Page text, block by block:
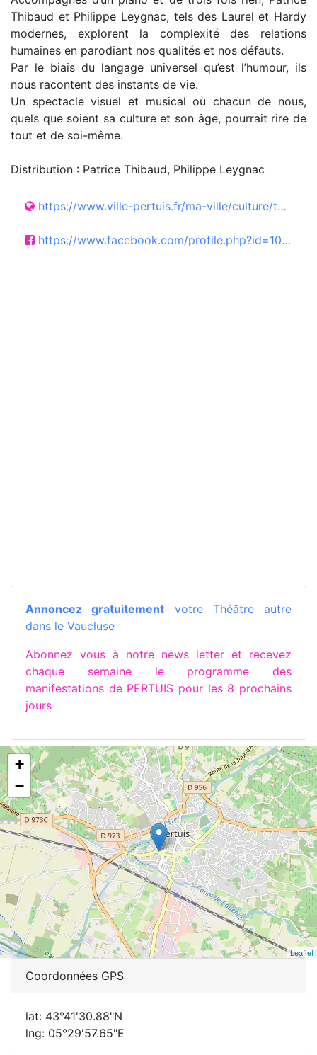
Thibaud et Philippe Leygnac, tels des Laurel et Hardy
modernes, explorent la complexité des relations
humaines en parodiant nos qualités et nos défauts.
Par le biais du langage universel qu’est l’humour, ils
nous racontent des instants de vie.
Un spectacle visuel et musical où chacun de nous,
quels que soient sa culture et son âge, pourrait rire de
tout et de soi-même.
Distribution : Patrice Thibaud, Philippe Leygnac
https://www.ville-pertuis.fr/ma-ville/culture/theatre/joomlannuaire/fiche/49:theatre
https://www.facebook.com/profile.php?id=100057253247950
Annoncez gratuitement votre Théâtre autre
dans le Vaucluse
Abonnez vous à notre news letter et recevez
chaque semaine le programme des
manifestations de PERTUIS pour les 8 prochains
jours
+
−
Leaflet
Coordonnées GPS
lat: 43°41'30.88"N
lng: 05°29'57.65"E